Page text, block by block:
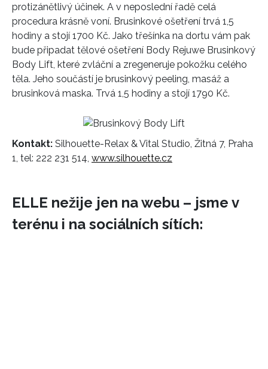
protizánětlivý účinek. A v neposlední řadě celá
procedura krásně voní. Brusinkové ošetření trvá 1,5
hodiny a stojí 1700 Kč. Jako třešínka na dortu vám pak
bude připadat tělové ošetření Body Rejuwe Brusinkový
Body Lift, které zvláční a zregeneruje pokožku celého
těla. Jeho součástí je brusinkový peeling, masáž a
brusinková maska. Trvá 1,5 hodiny a stojí 1790 Kč.
Kontakt: Silhouette-Relax & Vital Studio, Žitná 7, Praha
1, tel: 222 231 514, www.silhouette.cz
ELLE nežije jen na webu – jsme v
terénu i na sociálních sítích: